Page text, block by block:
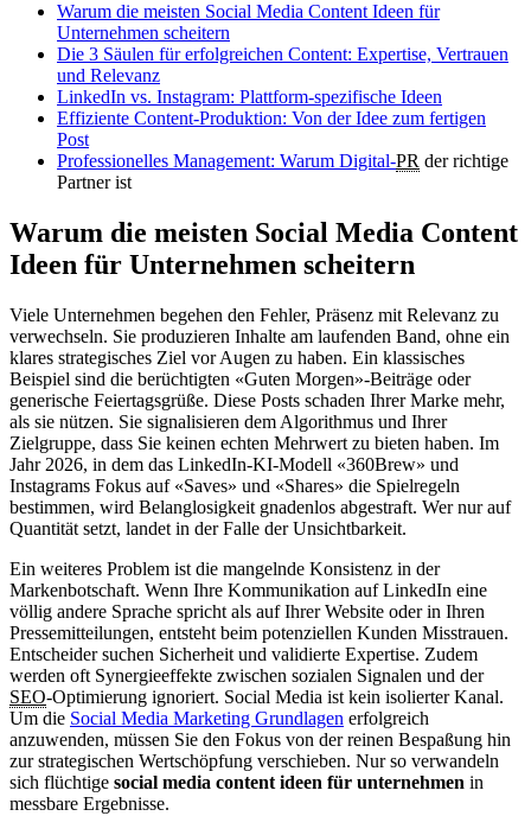
Warum die meisten Social Media Content Ideen für
Unternehmen scheitern
Die 3 Säulen für erfolgreichen Content: Expertise, Vertrauen
und Relevanz
LinkedIn vs. Instagram: Plattform-spezifische Ideen
Effiziente Content-Produktion: Von der Idee zum fertigen
Post
Professionelles Management: Warum Digital-PR der richtige
Partner ist
Warum die meisten Social Media Content
Ideen für Unternehmen scheitern
Viele Unternehmen begehen den Fehler, Präsenz mit Relevanz zu
verwechseln. Sie produzieren Inhalte am laufenden Band, ohne ein
klares strategisches Ziel vor Augen zu haben. Ein klassisches
Beispiel sind die berüchtigten «Guten Morgen»-Beiträge oder
generische Feiertagsgrüße. Diese Posts schaden Ihrer Marke mehr,
als sie nützen. Sie signalisieren dem Algorithmus und Ihrer
Zielgruppe, dass Sie keinen echten Mehrwert zu bieten haben. Im
Jahr 2026, in dem das LinkedIn-KI-Modell «360Brew» und
Instagrams Fokus auf «Saves» und «Shares» die Spielregeln
bestimmen, wird Belanglosigkeit gnadenlos abgestraft. Wer nur auf
Quantität setzt, landet in der Falle der Unsichtbarkeit.
Ein weiteres Problem ist die mangelnde Konsistenz in der
Markenbotschaft. Wenn Ihre Kommunikation auf LinkedIn eine
völlig andere Sprache spricht als auf Ihrer Website oder in Ihren
Pressemitteilungen, entsteht beim potenziellen Kunden Misstrauen.
Entscheider suchen Sicherheit und validierte Expertise. Zudem
werden oft Synergieeffekte zwischen sozialen Signalen und der
SEO-Optimierung ignoriert. Social Media ist kein isolierter Kanal.
Um die Social Media Marketing Grundlagen erfolgreich
anzuwenden, müssen Sie den Fokus von der reinen Bespaßung hin
zur strategischen Wertschöpfung verschieben. Nur so verwandeln
sich flüchtige social media content ideen für unternehmen in
messbare Ergebnisse.